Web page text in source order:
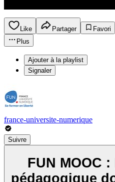
Like Partager
Favori
Plus
Ajouter à la playlist
Signaler
france-universite-numerique
Suivre
FUN MOOC
pédagogique